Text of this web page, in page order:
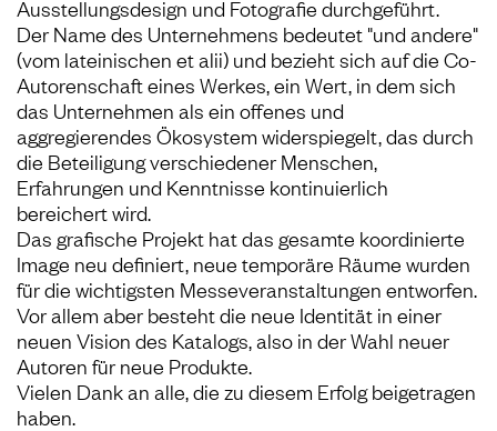
Ausstellungsdesign und Fotografie durchgeführt.
Der Name des Unternehmens bedeutet "und andere"
(vom lateinischen et alii) und bezieht sich auf die Co-
Autorenschaft eines Werkes, ein Wert, in dem sich
das Unternehmen als ein offenes und
aggregierendes Ökosystem widerspiegelt, das durch
die Beteiligung verschiedener Menschen,
Erfahrungen und Kenntnisse kontinuierlich
bereichert wird.
Das grafische Projekt hat das gesamte koordinierte
Image neu definiert, neue temporäre Räume wurden
für die wichtigsten Messeveranstaltungen entworfen.
Vor allem aber besteht die neue Identität in einer
neuen Vision des Katalogs, also in der Wahl neuer
Autoren für neue Produkte.
Vielen Dank an alle, die zu diesem Erfolg beigetragen
haben.